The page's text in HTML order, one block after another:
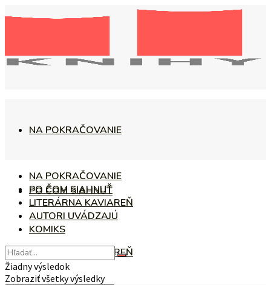
NA POKRAČOVANIE
PO ČOM SIAHNUŤ
LITERÁRNA KAVIAREŇ
NA POKRAČOVANIE
PO ČOM SIAHNUŤ
LITERÁRNA KAVIAREŇ
AUTORI UVÁDZAJÚ
KOMIKS
Žiadny výsledok
Zobraziť všetky výsledky